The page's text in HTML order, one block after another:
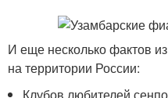
И еще несколько фактов
на территории России: